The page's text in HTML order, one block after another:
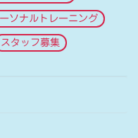
ソナルトレーニング
スタッフ募集